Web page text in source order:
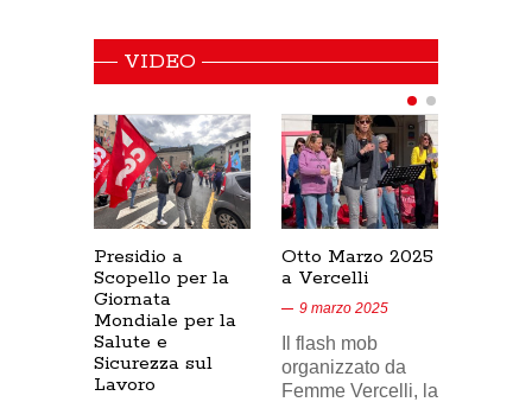
VIDEO
Presidio a
Scopello per la
Giornata
Mondiale per la
Salute e
Sicurezza sul
Lavoro
Otto Marzo 2025
a Vercelli
9 marzo 2025
Il flash mob
organizzato da
Femme Vercelli, la